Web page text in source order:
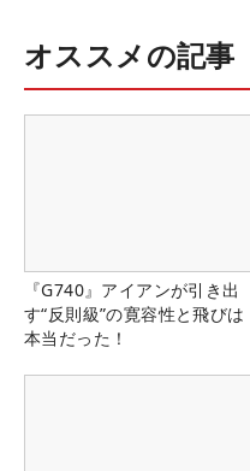
オススメの記事
『G740』アイアンが引き出
す“反則級”の寛容性と飛びは
本当だった！